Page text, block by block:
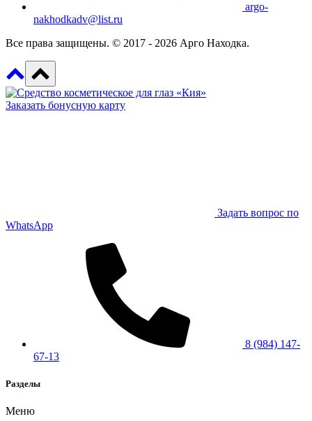
argo-
nakhodkadv@list.ru
Все права защищены. © 2017 - 2026 Арго Находка.
Заказать бонусную карту
Задать вопрос по
WhatsApp
8 (984) 147-
67-13
Разделы
Меню